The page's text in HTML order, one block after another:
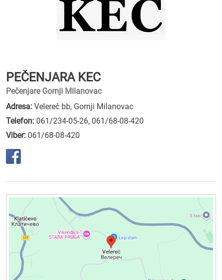
PEČENJARA KEC
Pečenjare Gornji Milanovac
Adresa: Velereč bb, Gornji Milanovac
Telefon: 061/234-05-26, 061/68-08-420
Viber: 061/68-08-420